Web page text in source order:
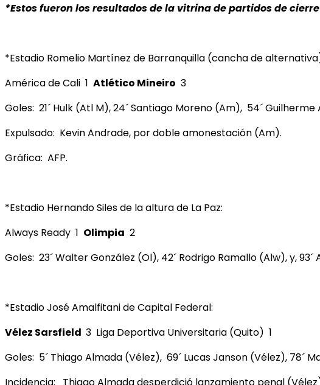
*Estos fueron los resultados de la vitrina de partidos de
*Estadio Romelio Martínez de Barranquilla (cancha de
América de Cali 1 Atlético Mineiro 3
Goles: 21´ Hulk (Atl M), 24´ Santiago Moreno (Am), 54´
Expulsado: Kevin Andrade, por doble amonestación (Am).
Gráfica: AFP.
*Estadio Hernando Siles de la altura de La Paz:
Always Ready 1 Olimpia 2
Goles: 23´ Walter González (Ol), 42´ Rodrigo Ramallo (Alw), y, 93´
*Estadio José Amalfitani de Capital Federal:
Vélez Sarsfield 3 Liga Deportiva Universitaria (Quito) 1
Goles: 5´ Thiago Almada (Vélez), 69´ Lucas Janson (Vélez), 78´
Incidencia: Thiago Almada desperdició lanzamiento penal